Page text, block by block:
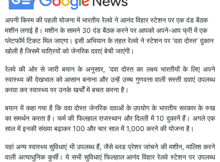
अपनी किस्म की पहली योजना में भारतीय रेलवे ने आनंद विहार स्टेशन पर एक दंड बैठक
मशीन लगाई है। मशीन के सामने 30 दंड बैठक करने पर आपको अपने-आप फ्री में एक
प्लेटफॉर्म टिकट मिल जाएगा। इसी अभियान के तहत रेलवे ने स्टेशन पर ‘दवा दोस्त’ दुकान
खोली है जिसमें यात्रियों को जेनरिक दवाएं बेची जाएंगी।
रेलवे की ओर से जारी बयान के अनुसार, ‘दवा दोस्त का लक्ष्य भारतीयों के लिए अपने
स्वास्थ्य की देखभाल को आसान बनाना और उन्हें उच्च गुणवत्ता वाली सस्ती दवाएं उपलब्ध
करवा कर स्वास्थ्य पर उनके खर्चों में बचत करना है।
बयान में कहा गया है कि दवा दोस्त जेनरिक दवाओं के उपयोग के भारतीय सरकार के रुख
का समर्थन करता है। फर्म की फिलहाल राजस्थान और दिल्ली में 10 दुकानें हैं। अगले एक
साल में इनकी संख्या बढ़ाकर 100 और चार साल में 1,000 करने की योजना है।
यहां अन्य स्वास्थ्य सुविधाएं भी उपलब्ध हैं, जैसे ब्लड प्रेशर जांचने की मशीन, मालिश करने
वाली अत्याधुनिक कुर्सी। ये सभी सुविधाएं फिलहाल आनंद विहार रेलवे स्टेशन पर उपलब्ध